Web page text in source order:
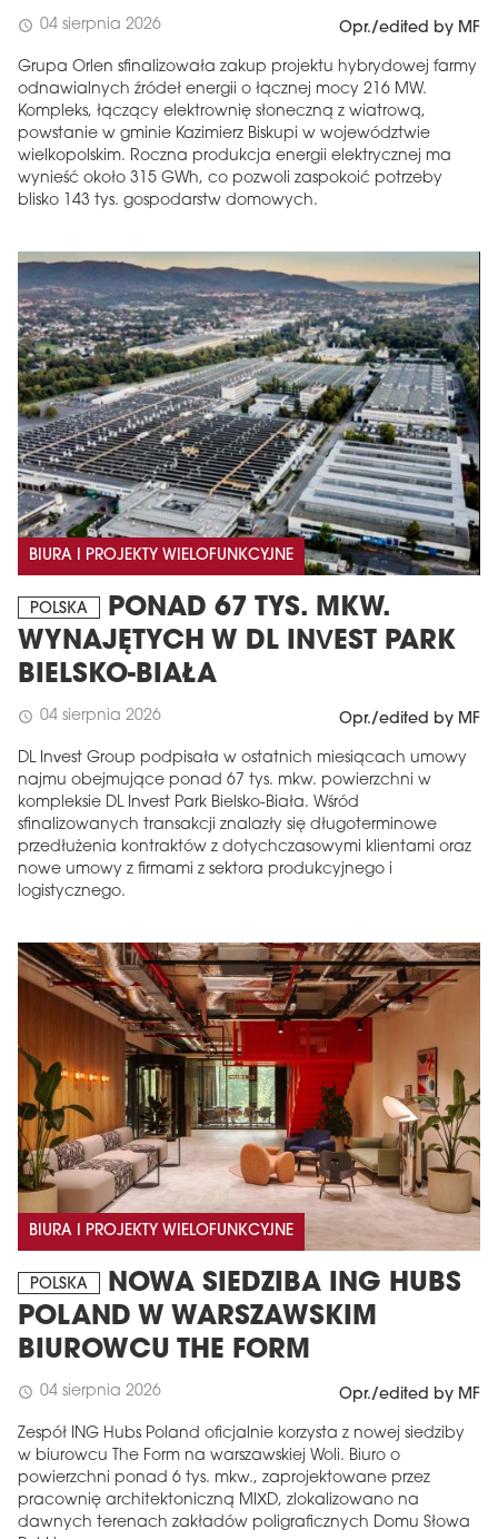
schedule 04 sierpnia 2026 Opr./edited by MF
Grupa Orlen sfinalizowała zakup projektu hybrydowej farmy
odnawialnych źródeł energii o łącznej mocy 216 MW.
Kompleks, łączący elektrownię słoneczną z wiatrową,
powstanie w gminie Kazimierz Biskupi w województwie
wielkopolskim. Roczna produkcja energii elektrycznej ma
wynieść około 315 GWh, co pozwoli zaspokoić potrzeby
blisko 143 tys. gospodarstw domowych.
BIURA I PROJEKTY WIELOFUNKCYJNE
POLSKA
PONAD 67 TYS. MKW.
WYNAJĘTYCH W DL INVEST PARK
BIELSKO-BIAŁA
schedule 04 sierpnia 2026 Opr./edited by MF
DL Invest Group podpisała w ostatnich miesiącach umowy
najmu obejmujące ponad 67 tys. mkw. powierzchni w
kompleksie DL Invest Park Bielsko-Biała. Wśród
sfinalizowanych transakcji znalazły się długoterminowe
przedłużenia kontraktów z dotychczasowymi klientami oraz
nowe umowy z firmami z sektora produkcyjnego i
logistycznego.
BIURA I PROJEKTY WIELOFUNKCYJNE
POLSKA
NOWA SIEDZIBA ING HUBS
POLAND W WARSZAWSKIM
BIUROWCU THE FORM
schedule 04 sierpnia 2026 Opr./edited by MF
Zespół ING Hubs Poland oficjalnie korzysta z nowej siedziby
w biurowcu The Form na warszawskiej Woli. Biuro o
powierzchni ponad 6 tys. mkw., zaprojektowane przez
pracownię architektoniczną MIXD, zlokalizowano na
dawnych terenach zakładów poligraficznych Domu Słowa